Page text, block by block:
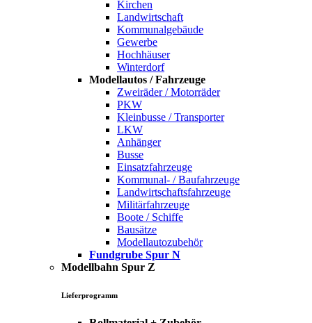
Kirchen
Landwirtschaft
Kommunalgebäude
Gewerbe
Hochhäuser
Winterdorf
Modellautos / Fahrzeuge
Zweiräder / Motorräder
PKW
Kleinbusse / Transporter
LKW
Anhänger
Busse
Einsatzfahrzeuge
Kommunal- / Baufahrzeuge
Landwirtschaftsfahrzeuge
Militärfahrzeuge
Boote / Schiffe
Bausätze
Modellautozubehör
Fundgrube Spur N
Modellbahn Spur Z
Lieferprogramm